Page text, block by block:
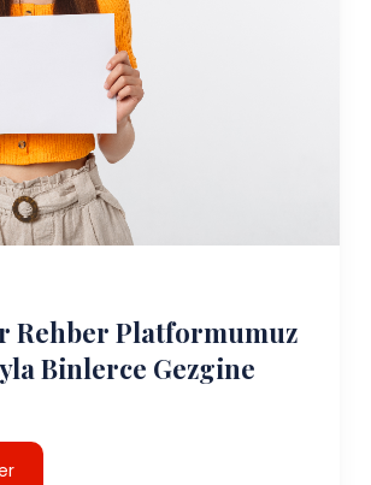
Rehber Platformumuz
Binlerce Gezgine